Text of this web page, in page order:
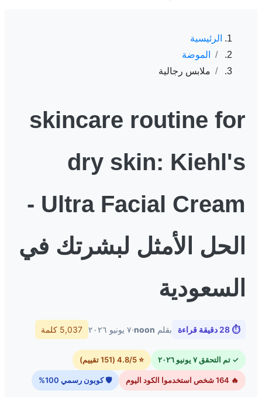
الرئيسية
الموضة
ملابس رجالية
skincare routine for
dry skin: Kiehl's
Ultra Facial Cream -
الحل الأمثل لبشرتك في
السعودية
⏱ 28 دقيقة قراءة بقلم noon
·٧ يونيو ٢٠٢٦ 5,037 كلمة
✓ تم التحقق ٧ يونيو ٢٠٢٦ ⭐ 4.8/5 (151 تقييم)
🔥 164 شخص استخدموا الكود اليوم 🛡 كوبون رسمي 100%